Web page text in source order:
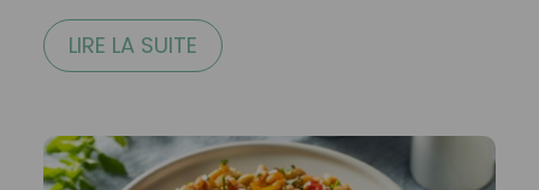
LIRE LA SUITE